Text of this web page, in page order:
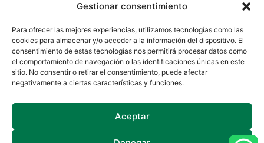
Gestionar consentimiento
Para ofrecer las mejores experiencias, utilizamos tecnologías como las
cookies para almacenar y/o acceder a la información del dispositivo. El
consentimiento de estas tecnologías nos permitirá procesar datos como
el comportamiento de navegación o las identificaciones únicas en este
sitio. No consentir o retirar el consentimiento, puede afectar
negativamente a ciertas características y funciones.
Aceptar
Contacto